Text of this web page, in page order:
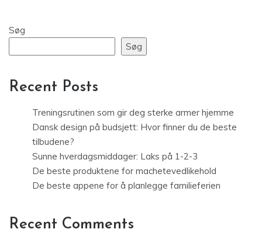
Søg
Søg
Recent Posts
Treningsrutinen som gir deg sterke armer hjemme
Dansk design på budsjett: Hvor finner du de beste
tilbudene?
Sunne hverdagsmiddager: Laks på 1-2-3
De beste produktene for machetevedlikehold
De beste appene for å planlegge familieferien
Recent Comments